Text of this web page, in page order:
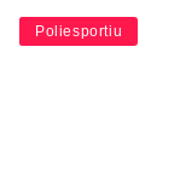
Esports
Poliesportiu